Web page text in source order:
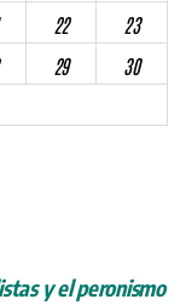
22
23
29
30
y el peronismo